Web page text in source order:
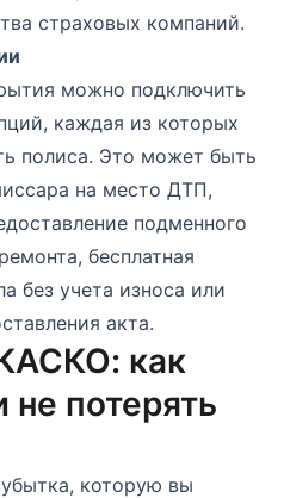
страховых компаний.
можно подключить
каждая из которых
полиса. Это может быть
на место ДТП,
подменного
бесплатная
без учета износа или
акта.
как
не потерять
которую вы